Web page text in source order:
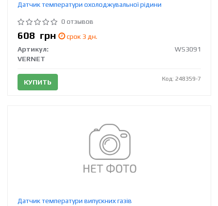
Датчик температури охолоджувальної рідини
0 отзывов
608 грн
срок 3 дн.
Артикул:
WS3091
VERNET
КУПИТЬ Код: 248359-7
Датчик температури випускних газів